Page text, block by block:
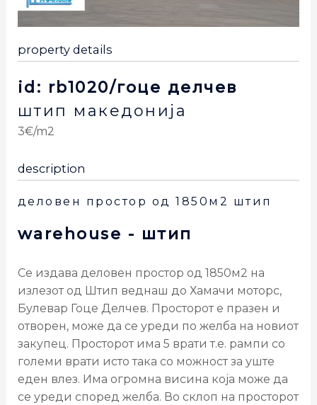
property details
id: rb1020/гоце делчев
штип македонија
3€/m2
description
деловен простор од 1850м2 штип
warehouse - штип
Се издава деловен простор од 1850м2 на
излезот од Штип веднаш до Хамачи моторс,
Булевар Гоце Делчев. Просторот е празен и
отворен, може да се уреди по желба на новиот
закупец. Просторот има 5 врати т.е. рампи со
големи врати исто така со можност за уште
еден влез. Има огромна висина која може да
се уреди според желба. Во склоп на просторот